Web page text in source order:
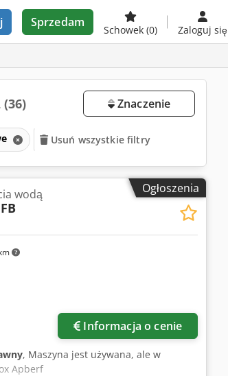
Sprzedam
Schowek (0) Zaloguj się
(36) Znaczenie
Usuń wszystkie filtry
Ogłoszenia
wodą
Informacja o cenie
, Maszyna jest używana, ale w
Apberf